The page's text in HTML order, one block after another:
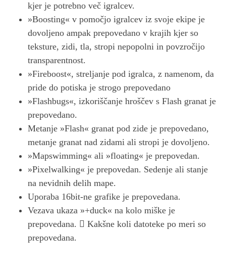
kjer je potrebno več igralcev.
»Boosting« v pomočjo igralcev iz svoje ekipe je
dovoljeno ampak prepovedano v krajih kjer so
teksture, zidi, tla, stropi nepopolni in povzročijo
transparentnost.
»Fireboost«, streljanje pod igralca, z namenom, da
pride do potiska je strogo prepovedano
»Flashbugs«, izkoriščanje hroščev s Flash granat je
prepovedano.
Metanje »Flash« granat pod zide je prepovedano,
metanje granat nad zidami ali stropi je dovoljeno.
»Mapswimming« ali »floating« je prepovedan.
»Pixelwalking« je prepovedan. Sedenje ali stanje
na nevidnih delih mape.
Uporaba 16bit-ne grafike je prepovedana.
Vezava ukaza »+duck« na kolo miške je
prepovedana.  Kakšne koli datoteke po meri so
prepovedana.